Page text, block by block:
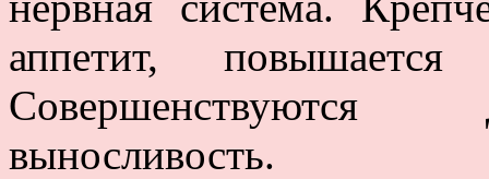
аппетит,
Совершенствуются
выносливость.